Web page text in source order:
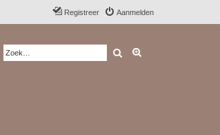
Aanmelden
Registreer
Zoek